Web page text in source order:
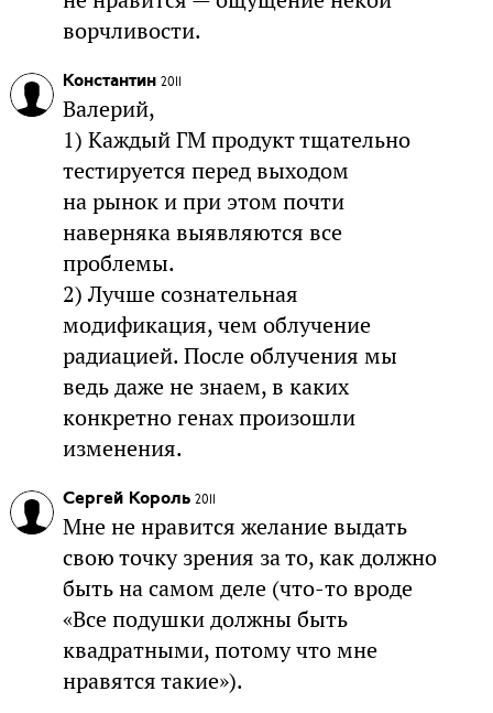
ворчливости.
Константин 2011
Валерий,
1) Каждый ГМ продукт тщательно
тестируется перед выходом
на рынок и при этом почти
наверняка выявляются все
проблемы.
2) Лучше сознательная
модификация, чем облучение
радиацией. После облучения мы
ведь даже не знаем, в каких
конкретно генах произошли
изменения.
Сергей Король 2011
Мне не нравится желание выдать
свою точку зрения за то, как должно
быть на самом деле (что-то вроде
«Все подушки должны быть
квадратными, потому что мне
нравятся такие»).